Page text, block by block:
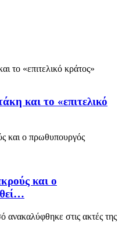
και το «επιτελικό
και ο